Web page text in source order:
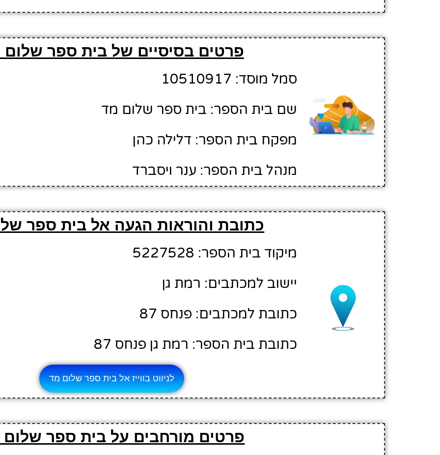
פרטים בסיסיים של בית ספר
סמל מוסד: 10510917
שם בית הספר: בית ספר שלום מד
מפקח בית הספר: דלילה כהן
מנהל בית הספר: ענר ויסברד
כתובת והוראות הגעה אל בית ספר
מיקוד בית הספר: 5227528
יישוב למכתבים: רמת גן
כתובת למכתבים: פנחס 87
כתובת בית הספר: רמת גן פנחס 87
לניווט בווייז אל בית ספר שלום מד
פרטים מורחבים על בית ספר